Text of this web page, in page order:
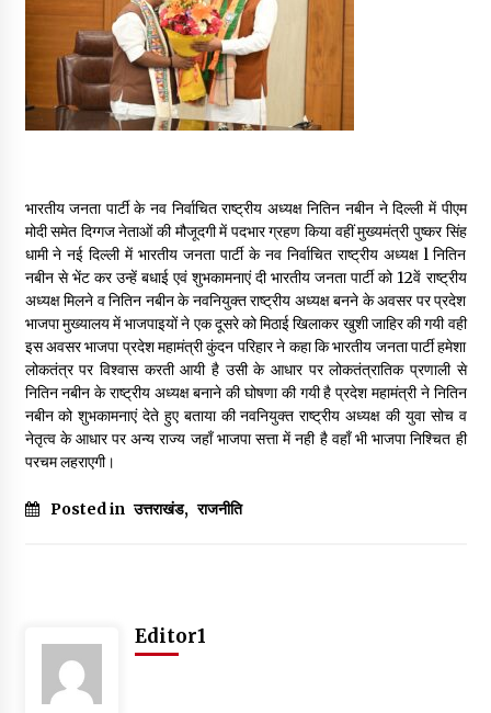
May 16, 2022
Thought Of The Day 14 May
May 14, 2022
May 13, 2022
Thought Of The Day 12 May
May 12, 2022
Thought Of The Day 11 May
May 11, 2022
May 10, 2022
भारतीय जनता पार्टी के नव निर्वाचित राष्ट्रीय अध्यक्ष नितिन नबीन ने दिल्ली में पीएम
मोदी समेत दिग्गज नेताओं की मौजूदगी में पदभार ग्रहण किया वहीं मुख्यमंत्री पुष्कर सिंह
धामी ने नई दिल्ली में भारतीय जनता पार्टी के नव निर्वाचित राष्ट्रीय अध्यक्ष l नितिन
नबीन से भेंट कर उन्हें बधाई एवं शुभकामनाएं दी भारतीय जनता पार्टी को 12वें राष्ट्रीय
अध्यक्ष मिलने व नितिन नबीन के नवनियुक्त राष्ट्रीय अध्यक्ष बनने के अवसर पर प्रदेश
भाजपा मुख्यालय में भाजपाइयों ने एक दूसरे को मिठाई खिलाकर खुशी जाहिर की गयी वही
इस अवसर भाजपा प्रदेश महामंत्री कुंदन परिहार ने कहा कि भारतीय जनता पार्टी हमेशा
लोकतंत्र पर विश्वास करती आयी है उसी के आधार पर लोकतंत्रातिक प्रणाली से
नितिन नबीन के राष्ट्रीय अध्यक्ष बनाने की घोषणा की गयी है प्रदेश महामंत्री ने नितिन
नबीन को शुभकामनाएं देते हुए बताया की नवनियुक्त राष्ट्रीय अध्यक्ष की युवा सोच व
नेतृत्व के आधार पर अन्य राज्य जहाँ भाजपा सत्ता में नही है वहाँ भी भाजपा निश्चित ही
परचम लहराएगी।
Posted in उत्तराखंड, राजनीति
Editor1